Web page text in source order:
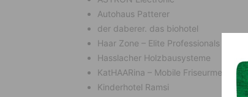
Autohaus Patterer
der daberer. das biohotel
Haar Zone – Elite Professionals
Hasslacher Holzbausysteme
KatHAARina – Mobile Friseurmeisterin
Kinderhotel Ramsi